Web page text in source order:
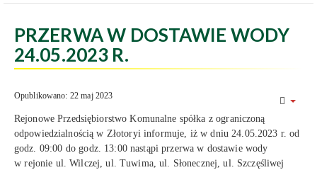
PRZERWA W DOSTAWIE WODY
24.05.2023 R.
Opublikowano: 22 maj 2023
Rejonowe Przedsiębiorstwo Komunalne spółka z ograniczoną
odpowiedzialnością w Złotoryi informuje, iż w dniu 24.05.2023 r. od
godz. 09:00 do godz. 13:00 nastąpi przerwa w dostawie wody
w rejonie ul. Wilczej, ul. Tuwima, ul. Słonecznej, ul. Szczęśliwej